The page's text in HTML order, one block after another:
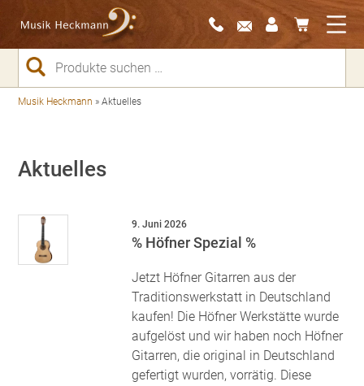
Suchen
nach:
Musik Heckmann »Aktuelles
Aktuelles
9. Juni 2026
% Höfner Spezial %
Jetzt Höfner Gitarren aus der
Traditionswerkstatt in Deutschland
kaufen! Die Höfner Werkstätte wurde
aufgelöst und wir haben noch Höfner
Gitarren, die original in Deutschland
gefertigt wurden, vorrätig. Diese